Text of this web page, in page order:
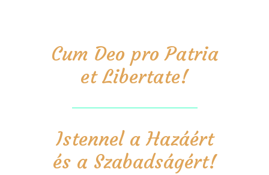
Cum Deo pro Patria
et Libertate!
Istennel a Hazáért
és a Szabadságért!